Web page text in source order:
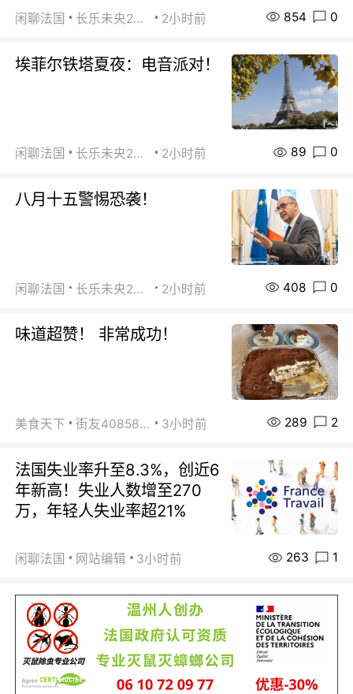
闲聊法国 长乐未央2015 2小时前 854 0
埃菲尔铁塔夏夜：电音派对！
闲聊法国 长乐未央2015 2小时前 89 0
八月十五警惕恐袭！
闲聊法国 长乐未央2015 2小时前 408 0
味道超赞！ 非常成功！
美食天下 街友40858442 3小时前 289 2
法国失业率升至8.3%，创近6
年新高！失业人数增至270
万，年轻人失业率超21%
闲聊法国 网站编辑 3小时前 263 1